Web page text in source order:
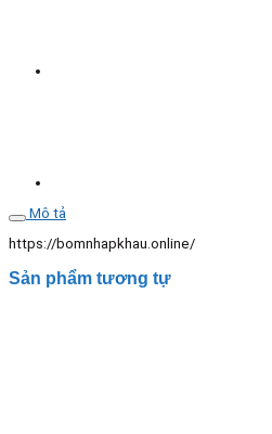
Mô tả
https://bomnhapkhau.online/
Sản phẩm tương tự